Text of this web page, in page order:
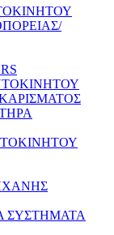
ΣΥΣΤΗΜΑΤΑ